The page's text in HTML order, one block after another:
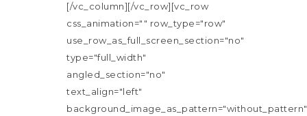
[/vc_column][/vc_row][vc_row
css_animation="" row_type="row"
use_row_as_full_screen_section="no"
type="full_width"
angled_section="no"
text_align="left"